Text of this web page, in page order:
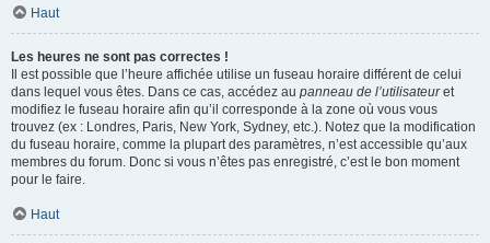
Haut
Les heures ne sont pas correctes !
Il est possible que l’heure affichée utilise un fuseau horaire différent de celui
dans lequel vous êtes. Dans ce cas, accédez au panneau de l’utilisateuret
modifiez le fuseau horaire afin qu’il corresponde à la zone où vous vous
trouvez (ex : Londres, Paris, New York, Sydney, etc.). Notez que la modification
du fuseau horaire, comme la plupart des paramètres, n’est accessible qu’aux
membres du forum. Donc si vous n’êtes pas enregistré, c’est le bon moment
pour le faire.
Haut